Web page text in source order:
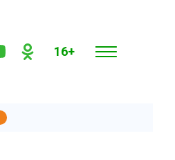
16+